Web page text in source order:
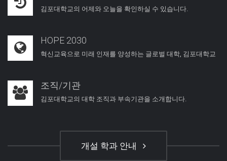
김포대학교의 어제와 오늘을 확인하실 수 있습니다.
HOPE 2030
혁신교육으로 미래 인재를 양성하는 글로벌 대학, 김포대학교
조직/기관
김포대학교의 대학 조직과 부속기관을 소개합니다.
개설 학과 안내